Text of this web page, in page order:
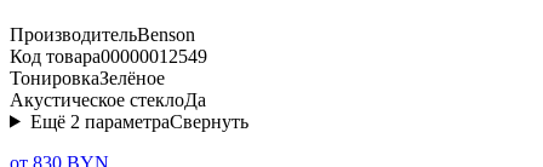
ПроизводительBenson
Код товара00000012549
ТонировкаЗелёное
Акустическое стеклоДа
Ещё 2 параметраСвернуть
от 830 BYN